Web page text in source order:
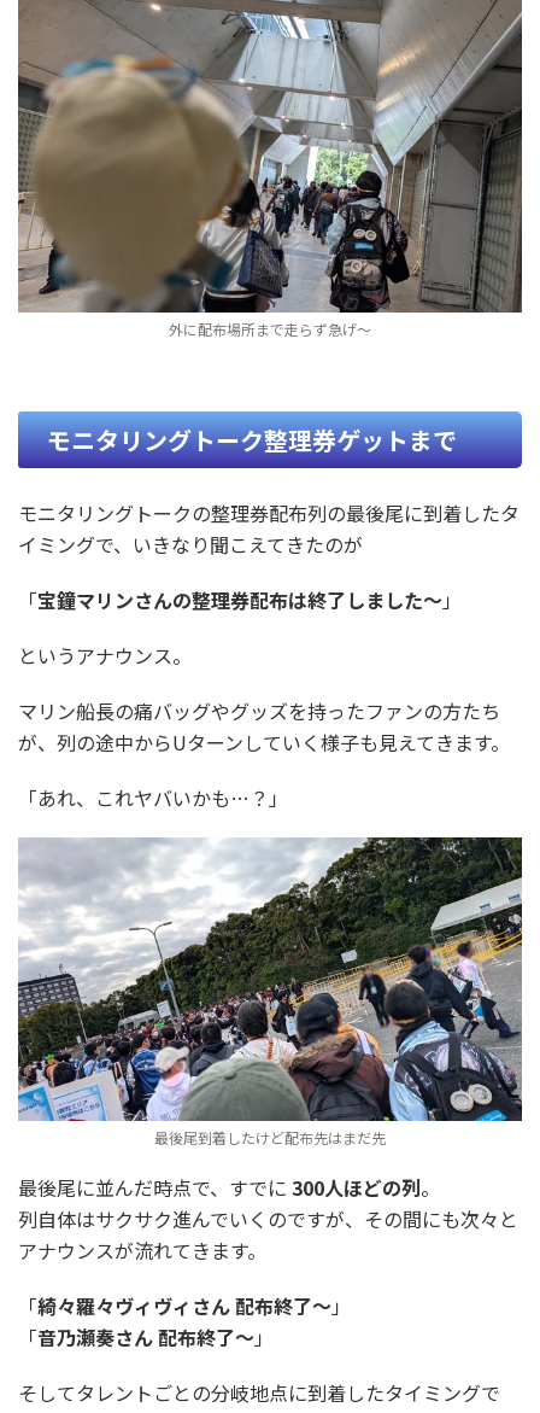
外に配布場所まで走らず急げ～
モニタリングトーク整理券ゲットまで
モニタリングトークの整理券配布列の最後尾に到着したタ
イミングで、いきなり聞こえてきたのが
「宝鐘マリンさんの整理券配布は終了しました～」
というアナウンス。
マリン船長の痛バッグやグッズを持ったファンの方たち
が、列の途中からUターンしていく様子も見えてきます。
「あれ、これヤバいかも…？」
最後尾到着したけど配布先はまだ先
最後尾に並んだ時点で、すでに 300人ほどの列。
列自体はサクサク進んでいくのですが、その間にも次々と
アナウンスが流れてきます。
「綺々羅々ヴィヴィさん 配布終了～」
「音乃瀬奏さん 配布終了～」
そしてタレントごとの分岐地点に到着したタイミングで